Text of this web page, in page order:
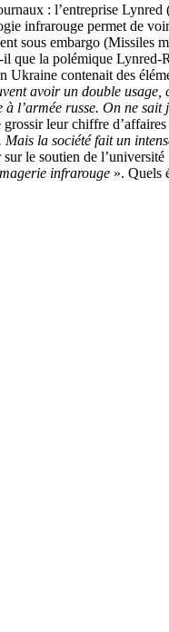
: l’entreprise
infrarouge permet de
sous embargo (Missiles
que la polémique Lynred-
Ukraine contenait des
avoir un double
l’armée russe. On ne
leur chiffre
la société fait un
le soutien de
infrarouge ». Quels